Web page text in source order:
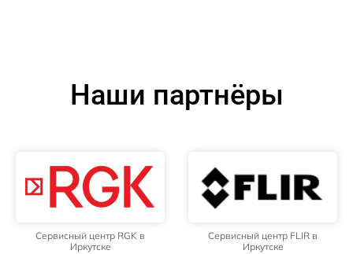
Наши партнёры
Сервисный центр RGK в
Иркутске
Сервисный центр FLIR в
Иркутске